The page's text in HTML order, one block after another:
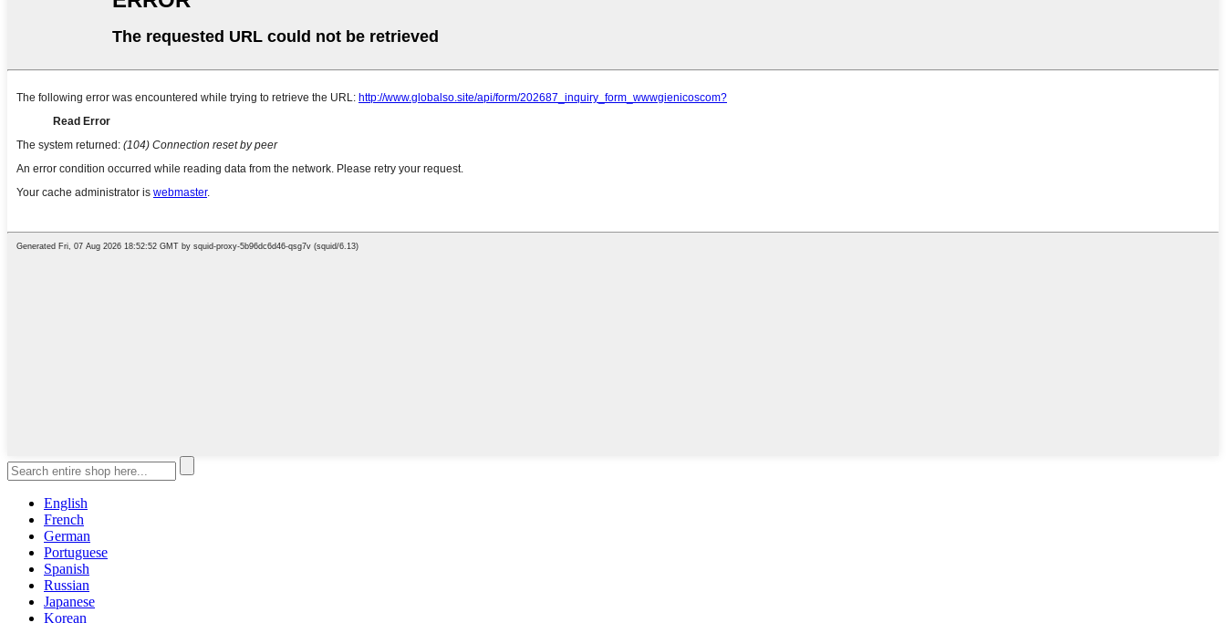
English
French
German
Portuguese
Spanish
Russian
Japanese
Korean